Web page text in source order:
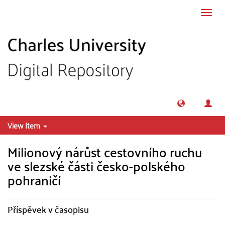
View Item
Milionový nárůst cestovního ruchu
ve slezské části česko-polského
pohraničí
Příspěvek v časopisu